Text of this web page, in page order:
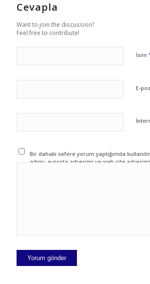
Cevapla
Want to join the discussion?
Feel free to contribute!
İsim
E-
Bir dahaki sefere yorum yaptığımda
adımı, e-posta adresimi ve web site